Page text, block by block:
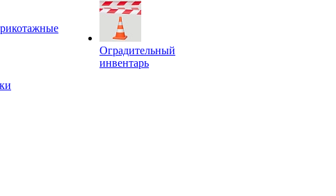
Оградительный
инвентарь